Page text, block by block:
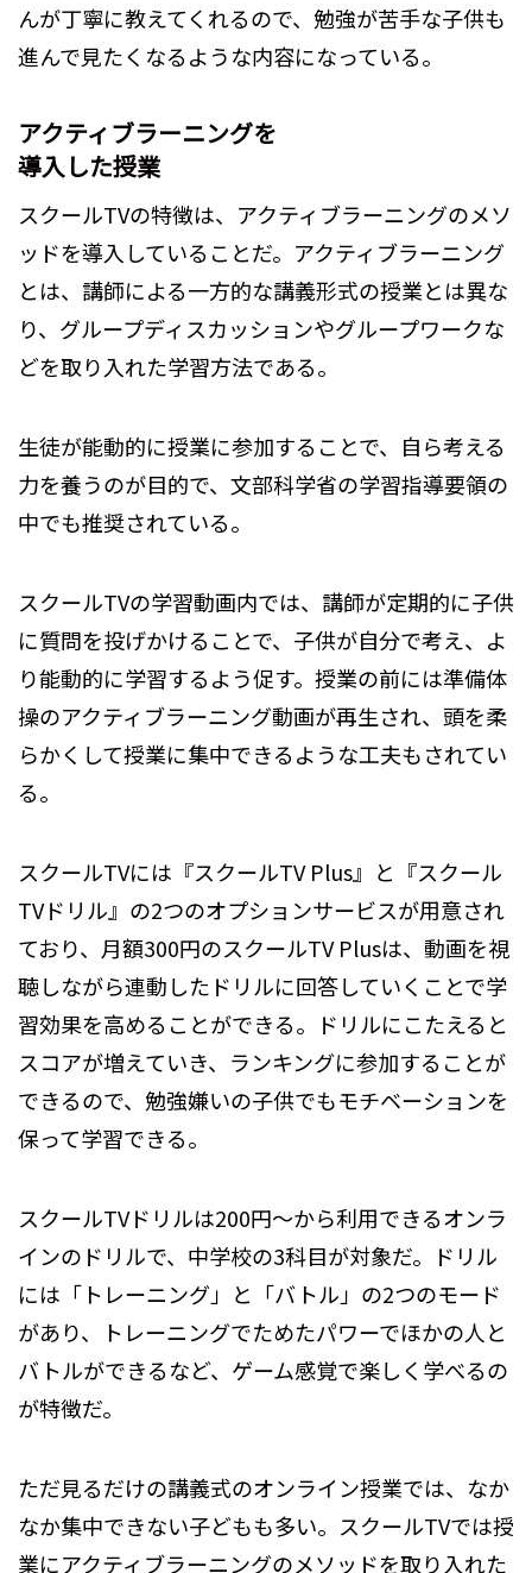
んが丁寧に教えてくれるので、勉強が苦手な子供も
進んで見たくなるような内容になっている。
アクティブラーニングを
導入した授業
スクールTVの特徴は、アクティブラーニングのメソ
ッドを導入していることだ。アクティブラーニング
とは、講師による一方的な講義形式の授業とは異な
り、グループディスカッションやグループワークな
どを取り入れた学習方法である。
生徒が能動的に授業に参加することで、自ら考える
力を養うのが目的で、文部科学省の学習指導要領の
中でも推奨されている。
スクールTVの学習動画内では、講師が定期的に子供
に質問を投げかけることで、子供が自分で考え、よ
り能動的に学習するよう促す。授業の前には準備体
操のアクティブラーニング動画が再生され、頭を柔
らかくして授業に集中できるような工夫もされてい
る。
スクールTVには『スクールTV Plus』と『スクール
TVドリル』の2つのオプションサービスが用意され
ており、月額300円のスクールTV Plusは、動画を視
聴しながら連動したドリルに回答していくことで学
習効果を高めることができる。ドリルにこたえると
スコアが増えていき、ランキングに参加することが
できるので、勉強嫌いの子供でもモチベーションを
保って学習できる。
スクールTVドリルは200円～から利用できるオンラ
インのドリルで、中学校の3科目が対象だ。ドリル
には「トレーニング」と「バトル」の2つのモード
があり、トレーニングでためたパワーでほかの人と
バトルができるなど、ゲーム感覚で楽しく学べるの
が特徴だ。
ただ見るだけの講義式のオンライン授業では、なか
なか集中できない子どもも多い。スクールTVでは授
業にアクティブラーニングのメソッドを取り入れた